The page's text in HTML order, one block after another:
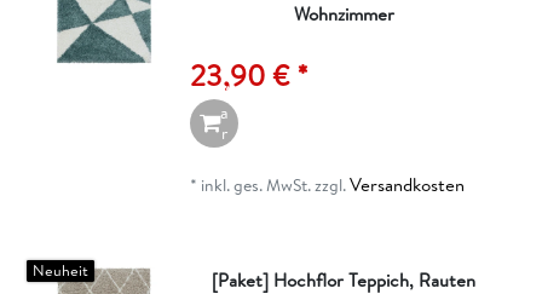
Wohnzimmer
23,90 € *
n
W
a
r
e
n
k
* inkl. ges. MwSt.zzgl.Versandkosten
Neuheit
[Paket] Hochflor Teppich, Rauten